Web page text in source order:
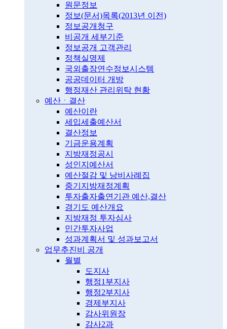
원문정보
정보(문서)목록(2013년 이전)
정보공개청구
비공개 세부기준
정보공개 고객관리
정책실명제
국외출장연수정보시스템
공공데이터 개방
행정재산 관리위탁 현황
예산ㆍ결산
예산이란
세입세출예산서
결산정보
기금운용계획
지방재정공시
성인지예산서
예산절감 및 낭비사례집
중기지방재정계획
투자출자출연기관 예산,결산
경기도 예산개요
지방재정 투자심사
민간투자사업
성과계획서 및 성과보고서
업무추진비 공개
월별
도지사
행정1부지사
행정2부지사
경제부지사
감사위원장
감사2과